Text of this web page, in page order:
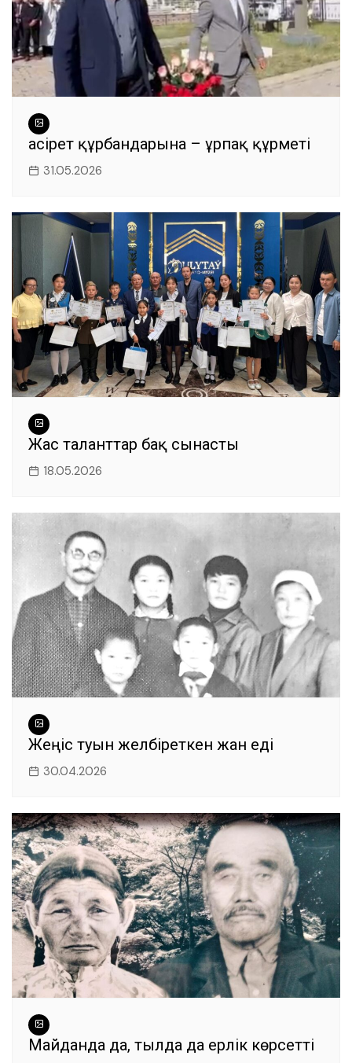
Қасірет құрбандарына – ұрпақ құрметі
31.05.2026
Жас таланттар бақ сынасты
18.05.2026
Жеңіс туын желбіреткен жан еді
30.04.2026
Майданда да, тылда да ерлік көрсетті